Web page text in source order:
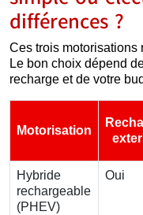
différences ?
Ces trois motorisations
Le bon choix dépend
recharge et de votre
Motorisation
Hybride
rechargeable
(PHEV)
Oui